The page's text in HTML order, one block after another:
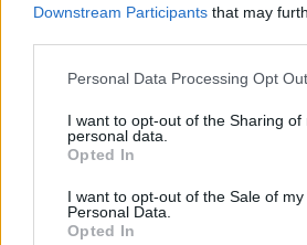
Downstream Participants that may
Personal Data Processing Opt
I want to opt-out of the Sharing of
personal data.
Opted In
I want to opt-out of the Sale of my
Personal Data.
Opted In
árfolyam, szerinte az
mögöttünk lehetnek már és a
normális állapotba.
Portfolio Investment Day
Investment Day 2026, ahol a piac
kérdésekre. Meddig tarthat az AI-
következő évek nyertesei, mire